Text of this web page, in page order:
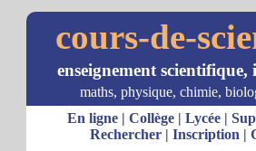
cours-de-
enseignement
maths, physique, chimie,
En ligne| Collège| Lycée|
Rechercher| Inscription |